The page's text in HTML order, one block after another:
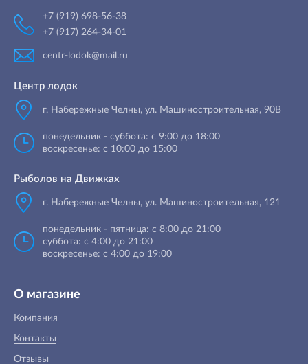
+7 (919) 698-56-38
+7 (917) 264-34-01
centr-lodok@mail.ru
Центр лодок
г. Набережные Челны, ул. Машиностроительная, 90B
понедельник - суббота: с 9:00 до 18:00
воскресенье: с 10:00 до 15:00
Рыболов на Движках
г. Набережные Челны, ул. Машиностроительная, 121
понедельник - пятница: с 8:00 до 21:00
суббота: с 4:00 до 21:00
воскресенье: с 4:00 до 19:00
О магазине
Компания
Контакты
Отзывы